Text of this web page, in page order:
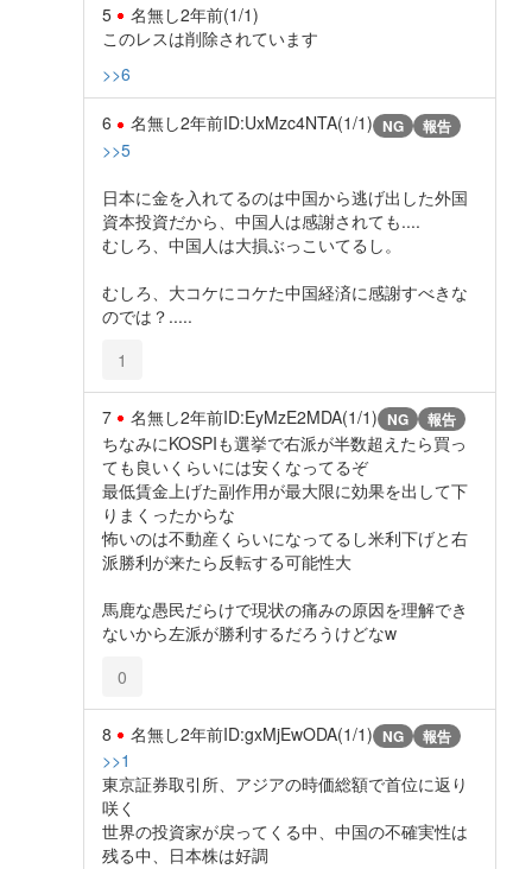
5 名無し2年前(1/1)
このレスは削除されています
>>6
6 名無し2年前ID:UxMzc4NTA(1/1) NG 報告
>>5
日本に金を入れてるのは中国から逃げ出した外国
資本投資だから、中国人は感謝されても....
むしろ、中国人は大損ぶっこいてるし。
むしろ、大コケにコケた中国経済に感謝すべきな
のでは？.....
1
7 名無し2年前ID:EyMzE2MDA(1/1) NG 報告
ちなみにKOSPIも選挙で右派が半数超えたら買っ
ても良いくらいには安くなってるぞ
最低賃金上げた副作用が最大限に効果を出して下
りまくったからな
怖いのは不動産くらいになってるし米利下げと右
派勝利が来たら反転する可能性大
馬鹿な愚民だらけで現状の痛みの原因を理解でき
ないから左派が勝利するだろうけどなw
0
8 名無し2年前ID:gxMjEwODA(1/1) NG 報告
>>1
東京証券取引所、アジアの時価総額で首位に返り
咲く
世界の投資家が戻ってくる中、中国の不確実性は
残る中、日本株は好調